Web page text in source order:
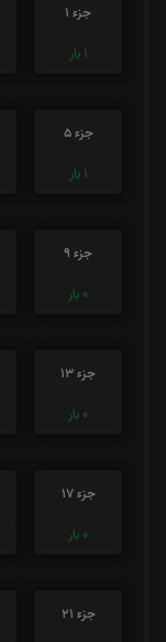
جزء 1
1 بار
جزء 5
1 بار
جزء 9
0 بار
جزء 13
0 بار
جزء 17
0 بار
جزء 21